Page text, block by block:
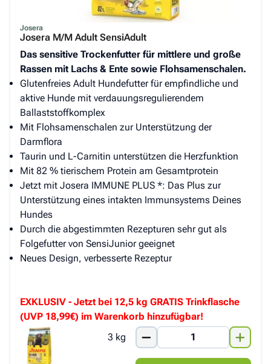
Josera
Josera M/M Adult SensiAdult
Das sensitive Trockenfutter für mittlere und große
Rassen mit Lachs & Ente sowie Flohsamenschalen.
Glutenfreies Adult Hundefutter für empfindliche und
aktive Hunde mit verdauungsregulierendem
Ballaststoffkomplex
Mit Flohsamenschalen zur Unterstützung der
Darmflora
Taurin und L-Carnitin unterstützen die Herzfunktion
Mit 82 % tierischem Protein am Gesamtprotein
Jetzt mit Josera IMMUNE PLUS *: Das Plus zur
Unterstützung eines intakten Immunsystems Deines
Hundes
Durch die abgestimmten Rezepturen sehr gut als
Folgefutter von SensiJunior geeignet
Neues Design, verbesserte Rezeptur
EXKLUSIV - Jetzt bei 12,5 kg GRATIS Trinkflasche
(UVP 18,99€) im Warenkorb hinzufügbar!
3 kg